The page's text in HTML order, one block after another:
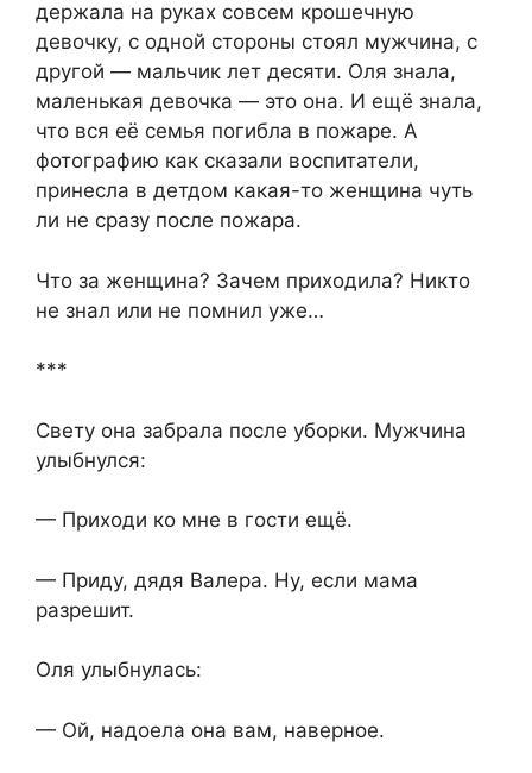
держала на руках совсем крошечную
девочку, с одной стороны стоял мужчина, с
другой — мальчик лет десяти. Оля знала,
маленькая девочка — это она. И ещё знала,
что вся её семья погибла в пожаре. А
фотографию как сказали воспитатели,
принесла в детдом какая-то женщина чуть
ли не сразу после пожара.
Что за женщина? Зачем приходила? Никто
не знал или не помнил уже…
***
Свету она забрала после уборки. Мужчина
улыбнулся:
— Приходи ко мне в гости ещё.
— Приду, дядя Валера. Ну, если мама
разрешит.
Оля улыбнулась:
— Ой, надоела она вам, наверное.